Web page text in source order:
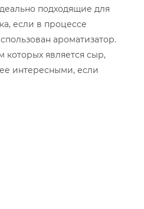
подходящие для
если в процессе
ароматизатор.
которых является сыр,
интересными, если